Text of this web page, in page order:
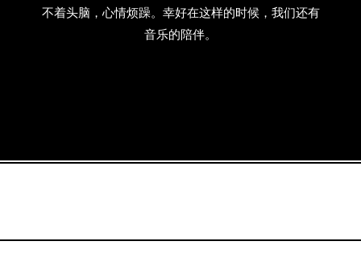
不着头脑，心情烦躁。幸好在这样的时候，我们还有
音乐的陪伴。